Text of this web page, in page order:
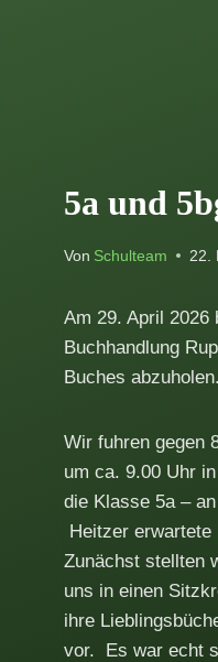
5a und
Von Schulteam 22.
Am 29. April 2026
Buchhandlung
Buches abzuholen.
Wir fuhren gegen
um ca. 9.00 Uhr
die Klasse 5a –
Heitzer erwartete
Zunächst stellten
uns in einen
ihre
vor. Es war echt